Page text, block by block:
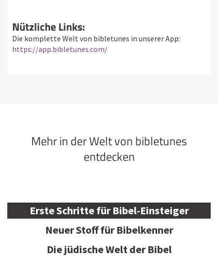
Nützliche Links:
Die komplette Welt von bibletunes in unserer App:
https://app.bibletunes.com/
Mehr in der Welt von bibletunes
entdecken
Erste Schritte für Bibel-Einsteiger
Neuer Stoff für Bibelkenner
Die jüdische Welt der Bibel